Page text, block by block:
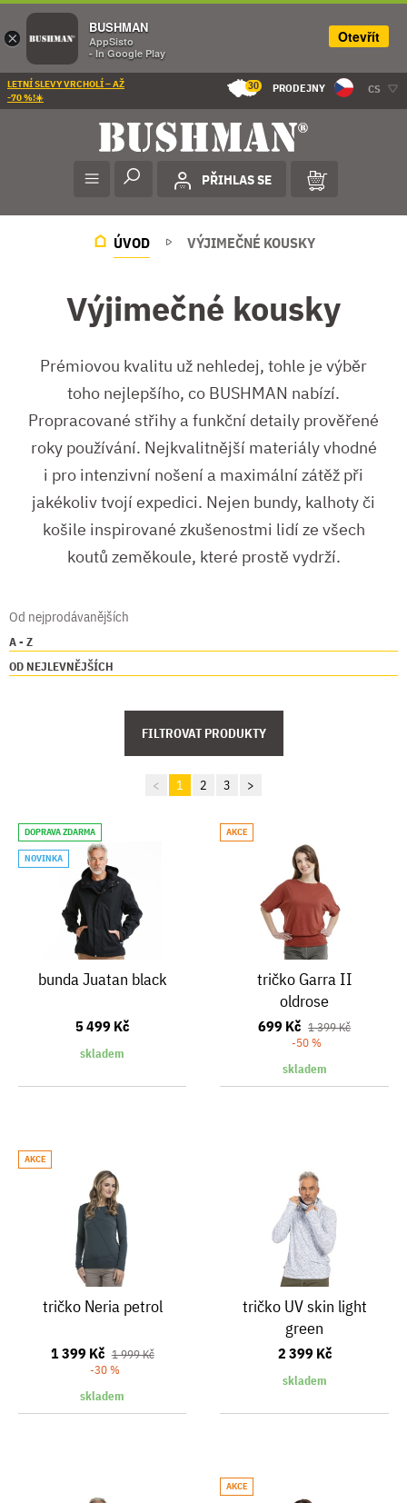
LETNÍ SLEVY VRCHOLÍ – AŽ
-70 %!☀️
30 PRODEJNY CS
PŘIHLAS SE
ÚVOD VÝJIMEČNÉ KOUSKY
Výjimečné kousky
Prémiovou kvalitu už nehledej, tohle je výběr
toho nejlepšího, co BUSHMAN nabízí.
Propracované střihy a funkční detaily prověřené
roky používání. Nejkvalitnější materiály vhodné
i pro intenzivní nošení a maximální zátěž při
jakékoliv tvojí expedici. Nejen bundy, kalhoty či
košile inspirované zkušenostmi lidí ze všech
koutů zeměkoule, které prostě vydrží.
Od nejprodávanějších
A - Z
OD NEJLEVNĚJŠÍCH
FILTROVAT PRODUKTY
< 1 2 3 >
DOPRAVA ZDARMA
NOVINKA
bunda Juatan black
5 499 Kč
skladem
AKCE
tričko Garra II
oldrose
699 Kč 1 399 Kč
-50 %
skladem
AKCE
tričko Neria petrol
1 399 Kč 1 999 Kč
-30 %
skladem
tričko UV skin light
green
2 399 Kč
skladem
AKCE
×
BUSHMAN
AppSisto
- In Google Play
Otevřít